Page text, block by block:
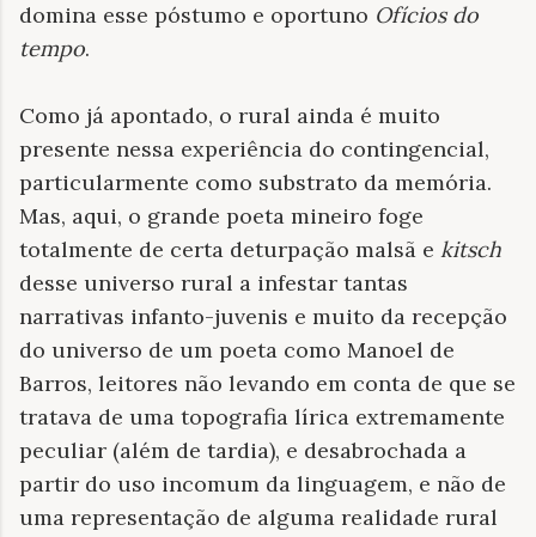
domina esse póstumo e oportuno Ofícios do
tempo.
Como já apontado, o rural ainda é muito
presente nessa experiência do contingencial,
particularmente como substrato da memória.
Mas, aqui, o grande poeta mineiro foge
totalmente de certa deturpação malsã e kitsch
desse universo rural a infestar tantas
narrativas infanto-juvenis e muito da recepção
do universo de um poeta como Manoel de
Barros, leitores não levando em conta de que se
tratava de uma topografia lírica extremamente
peculiar (além de tardia), e desabrochada a
partir do uso incomum da linguagem, e não de
uma representação de alguma realidade rural